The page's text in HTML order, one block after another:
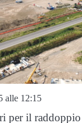
alle 12:15
per il raddoppio